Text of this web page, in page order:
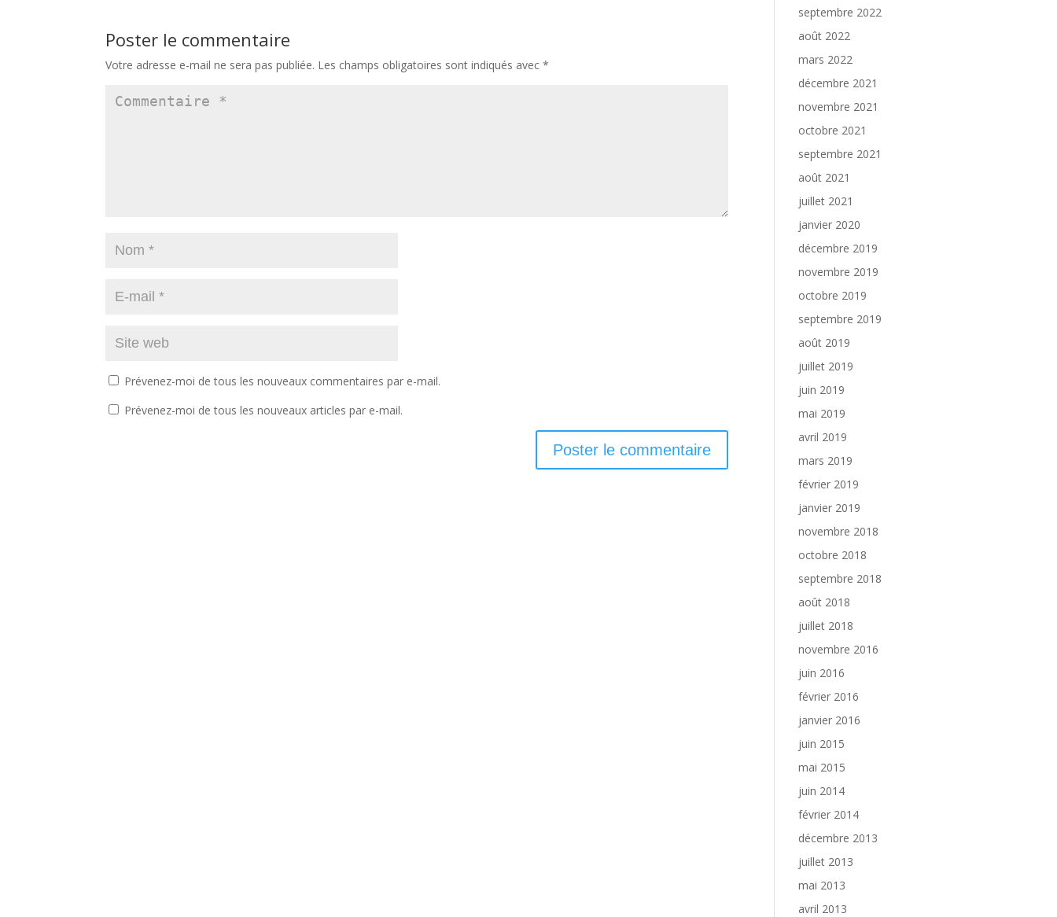
Poster le commentaire
Votre adresse e-mail ne sera pas publiée. Les champs obligatoires sont indiqués avec*
Prévenez-moi de tous les nouveaux commentaires par e-mail.
Prévenez-moi de tous les nouveaux articles par e-mail.
septembre 2022
août 2022
mars 2022
décembre 2021
novembre 2021
octobre 2021
septembre 2021
août 2021
juillet 2021
janvier 2020
décembre 2019
novembre 2019
octobre 2019
septembre 2019
août 2019
juillet 2019
juin 2019
mai 2019
avril 2019
mars 2019
février 2019
janvier 2019
novembre 2018
octobre 2018
septembre 2018
août 2018
juillet 2018
novembre 2016
juin 2016
février 2016
janvier 2016
juin 2015
mai 2015
juin 2014
février 2014
décembre 2013
juillet 2013
mai 2013
avril 2013